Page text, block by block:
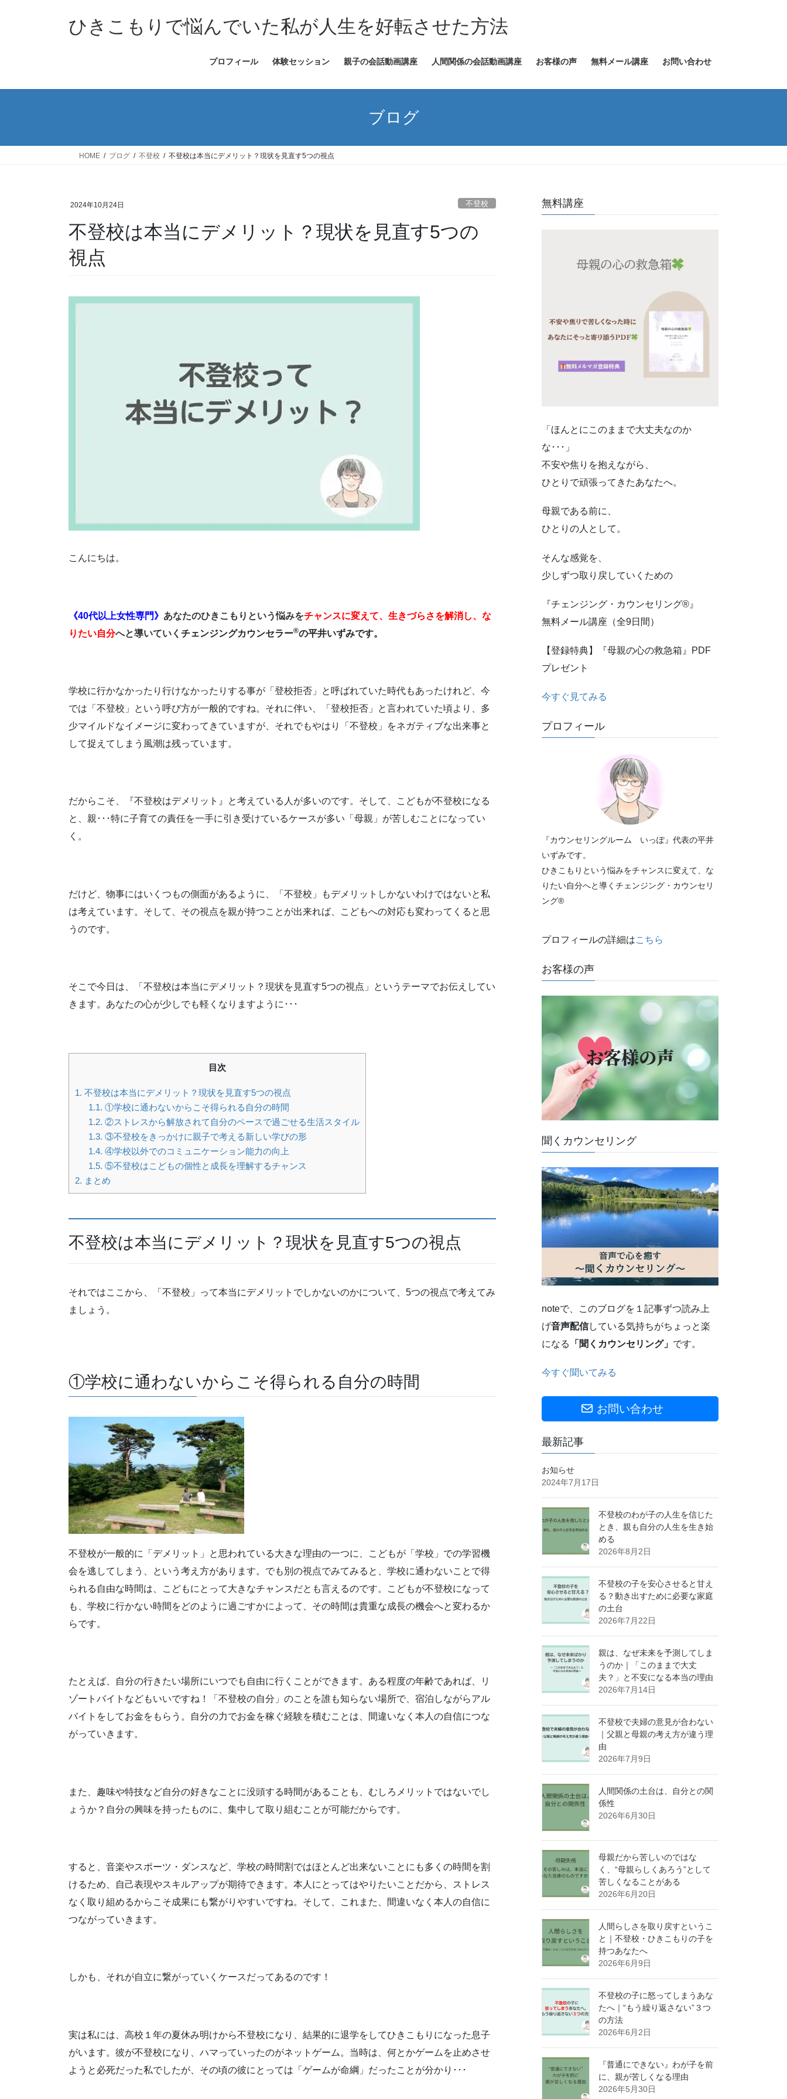
ス
ン
ひきこもりで悩んでいた私が人生を好転させた方法
プロフィール 体験セッション 親子の会話動画講座 人間関係の会話動画講座 お客様の声 無料メール講座 お問い合わせ
ブログ
HOME ブログ 不登校 不登校は本当にデメリット？現状を見直す5つの視点
2024年10月24日 不登校
不登校は本当にデメリット？現状を見直す5つの
視点
こんにちは。
《40代以上女性専門》 あなたのひきこもりという悩みをチャンスに変えて、 生きづらさを解消し、 な
りたい自分へと導いていく チェンジングカウンセラー®の平井いずみです。
学校に行かなかったり行けなかったりする事が「登校拒否」と呼ばれていた時代もあったけれど、今
では「不登校」という呼び方が一般的ですね。それに伴い、「登校拒否」と言われていた頃より、多
少マイルドなイメージに変わってきていますが、それでもやはり「不登校」をネガティブな出来事と
して捉えてしまう風潮は残っています。
だからこそ、『不登校はデメリット』と考えている人が多いのです。そして、こどもが不登校になる
と、親･･･特に子育ての責任を一手に引き受けているケースが多い「母親」が苦しむことになってい
く。
だけど、物事にはいくつもの側面があるように、「不登校」もデメリットしかないわけではないと私
は考えています。そして、その視点を親が持つことが出来れば、こどもへの対応も変わってくると思
うのです。
そこで今日は、「不登校は本当にデメリット？現状を見直す5つの視点」というテーマでお伝えしてい
きます。あなたの心が少しでも軽くなりますように･･･
目次
1. 不登校は本当にデメリット？現状を見直す5つの視点
1.1. ①学校に通わないからこそ得られる自分の時間
1.2. ②ストレスから解放されて自分のペースで過ごせる生活スタイル
1.3. ③不登校をきっかけに親子で考える新しい学びの形
1.4. ④学校以外でのコミュニケーション能力の向上
1.5. ⑤不登校はこどもの個性と成長を理解するチャンス
2. まとめ
不登校は本当にデメリット？現状を見直す5つの視点
それではここから、「不登校」って本当にデメリットでしかないのかについて、5つの視点で考えてみ
ましょう。
①学校に通わないからこそ得られる自分の時間
不登校が一般的に「デメリット」と思われている大きな理由の一つに、こどもが「学校」での学習機
会を逃してしまう、という考え方があります。でも別の視点でみてみると、学校に通わないことで得
られる自由な時間は、こどもにとって大きなチャンスだとも言えるのです。こどもが不登校になって
も、学校に行かない時間をどのように過ごすかによって、その時間は貴重な成長の機会へと変わるか
らです。
たとえば、自分の行きたい場所にいつでも自由に行くことができます。ある程度の年齢であれば、リ
ゾートバイトなどもいいですね！「不登校の自分」のことを誰も知らない場所で、宿泊しながらアル
バイトをしてお金をもらう。自分の力でお金を稼ぐ経験を積むことは、間違いなく本人の自信につな
がっていきます。
また、趣味や特技など自分の好きなことに没頭する時間があることも、むしろメリットではないでし
ょうか？自分の興味を持ったものに、集中して取り組むことが可能だからです。
すると、音楽やスポーツ・ダンスなど、学校の時間割ではほとんど出来ないことにも多くの時間を割
けるため、自己表現やスキルアップが期待できます。本人にとってはやりたいことだから、ストレス
なく取り組めるからこそ成果にも繋がりやすいですね。そして、これまた、間違いなく本人の自信に
つながっていきます。
しかも、それが自立に繋がっていくケースだってあるのです！
実は私には、高校１年の夏休み明けから不登校になり、結果的に退学をしてひきこもりになった息子
がいます。彼が不登校になり、ハマっていったのがネットゲーム。当時は、何とかゲームを止めさせ
ようと必死だった私でしたが、その頃の彼にとっては「ゲームが命綱」だったことが分かり･･･
無料講座
「ほんとにこのままで大丈夫なのか
な･･･」
不安や焦りを抱えながら、
ひとりで頑張ってきたあなたへ。
母親である前に、
ひとりの人として。
そんな感覚を、
少しずつ取り戻していくための
『チェンジング・カウンセリング®』
無料メール講座（全9日間）
【登録特典】『母親の心の救急箱』PDF
プレゼント
今すぐ見てみる
プロフィール
『カウンセリングルーム いっぽ』代表の平井
いずみです。
ひきこもりという悩みをチャンスに変えて、な
りたい自分へと導くチェンジング・カウンセリ
ング®
プロフィールの詳細はこちら
お客様の声
聞くカウンセリング
noteで、このブログを１記事ずつ読み上
げ音声配信している気持ちがちょっと楽
になる
「聞くカウンセリング」 です。
今すぐ聞いてみる
お問い合わせ
最新記事
お知らせ
2024年7月17日
不登校のわが子の人生を信じた
とき、親も自分の人生を生き始
める
2026年8月2日
不登校の子を安心させると甘え
る？動き出すために必要な家庭
の土台
2026年7月22日
親は、なぜ未来を予測してしま
うのか｜「このままで大丈
夫？」と不安になる本当の理由
2026年7月14日
不登校で夫婦の意見が合わない
｜父親と母親の考え方が違う理
由
2026年7月9日
人間関係の土台は、自分との関
係性
2026年6月30日
母親だから苦しいのではな
く、“母親らしくあろう”として
苦しくなることがある
2026年6月20日
人間らしさを取り戻すというこ
と｜不登校・ひきこもりの子を
持つあなたへ
2026年6月9日
不登校の子に怒ってしまうあな
たへ｜“もう繰り返さない”３つ
の方法
2026年6月2日
『普通にできない』わが子を前
に、親が苦しくなる理由
2026年5月30日